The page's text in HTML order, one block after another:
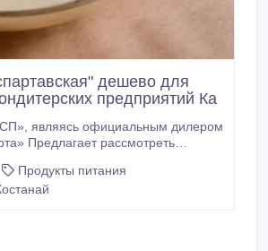
дешево для
предприятий Ка
дилером
Предлагает рассмотреть
производства: Наша продукция
высоким современным
Продукты питания